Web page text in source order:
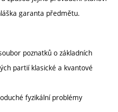
garanta předmětu.
poznatků o základních
partií klasické a kvantové
fyzikální problémy